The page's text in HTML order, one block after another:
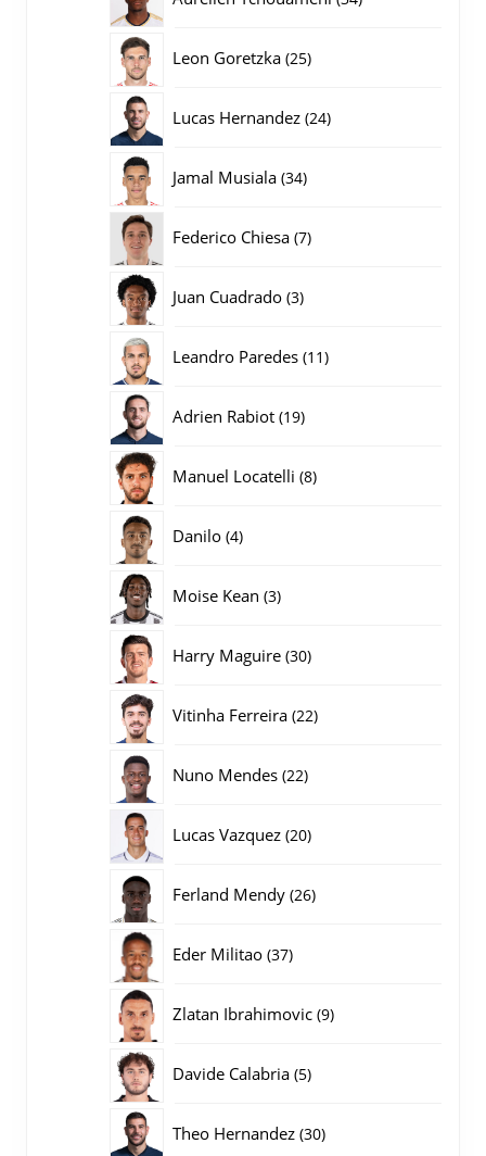
Leon Goretzka 2525
Lucas Hernandez 2424
Jamal Musiala 3434
Federico Chiesa 77
Juan Cuadrado 33
Leandro Paredes 1111
Adrien Rabiot 1919
Manuel Locatelli 88
Danilo 44
Moise Kean 33
Harry Maguire 3030
Vitinha Ferreira 2222
Nuno Mendes 2222
Lucas Vazquez 2020
Ferland Mendy 2626
Eder Militao 3737
Zlatan Ibrahimovic 99
Davide Calabria 55
Theo Hernandez 3030